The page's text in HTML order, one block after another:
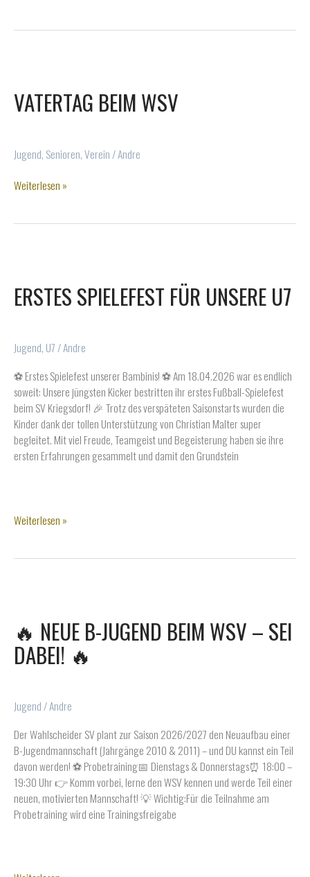
VATERTAG BEIM WSV
Jugend, Senioren,Verein /Andre
Vatertag
Weiterlesen »
ERSTES SPIELEFEST FÜR UNSERE U7
Jugend, U7 /Andre
⚽️ Erstes Spielefest unserer Bambinis! ⚽️ Am 18.04.2026 war es endlich
soweit: Unsere jüngsten Kicker bestritten ihr erstes Fußball-Spielefest
beim SV Kriegsdorf! 🎉 Trotz des verspäteten Saisonstarts wurden die
Kinder dank der tollen Unterstützung von Christian Malter super
begleitet. Mit viel Freude, Teamgeist und Begeisterung haben sie ihre
ersten Erfahrungen gesammelt und damit den Grundstein
Erstes
Weiterlesen »
🔥 NEUE B-JUGEND BEIM WSV – SEI
DABEI! 🔥
Jugend /Andre
Der Wahlscheider SV plant zur Saison 2026/2027 den Neuaufbau einer
B-Jugendmannschaft (Jahrgänge 2010 & 2011) – und DU kannst ein Teil
davon werden! ⚽ Probetraining📅 Dienstags & Donnerstags⏰ 18:00 –
19:30 Uhr 👉 Komm vorbei, lerne den WSV kennen und werde Teil einer
neuen, motivierten Mannschaft! 💡 Wichtig:Für die Teilnahme am
Probetraining wird eine Trainingsfreigabe